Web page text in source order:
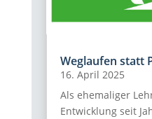
Weglaufen statt
16. April 2025
Als ehemaliger
Entwicklung seit